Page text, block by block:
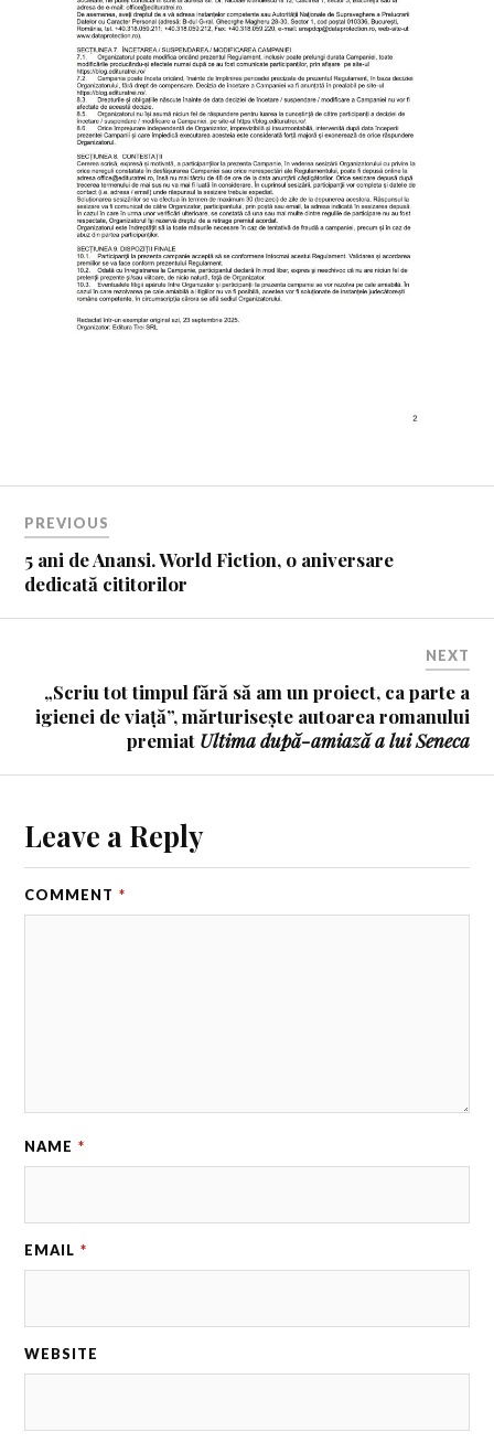
PREVIOUS
5 ani de Anansi. World Fiction, o aniversare
dedicată cititorilor
NEXT
„Scriu tot timpul fără să am un proiect, ca parte a
igienei de viață”, mărturisește autoarea romanului
premiat Ultima după-amiază a lui Seneca
Leave a Reply
COMMENT *
NAME *
EMAIL *
WEBSITE